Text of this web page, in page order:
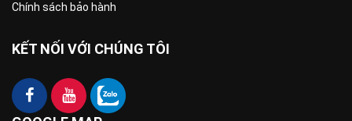
Chính sách bảo hành
KẾT NỐI VỚI CHÚNG TÔI